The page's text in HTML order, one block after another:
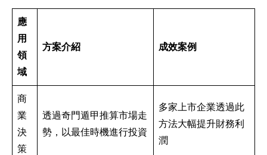
應
用
領
域
方案介紹 成效案例
商
業
決
策
透過奇門遁甲推算市場走
勢，以最佳時機進行投資
多家上市企業透過此
方法大幅提升財務利
潤